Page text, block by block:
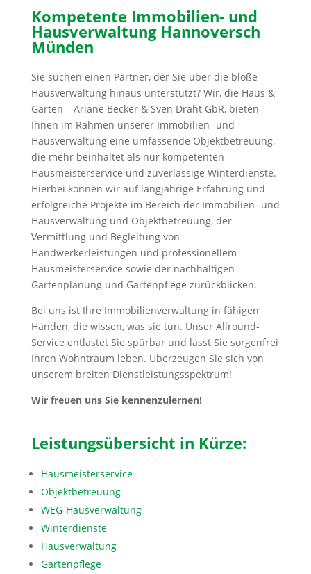
Kompetente Immobilien- und
Hausverwaltung Hannoversch
Münden
Sie suchen einen Partner, der Sie über die bloße
Hausverwaltung hinaus unterstützt? Wir, die Haus &
Garten – Ariane Becker & Sven Draht GbR, bieten
Ihnen im Rahmen unserer Immobilien- und
Hausverwaltung eine umfassende Objektbetreuung,
die mehr beinhaltet als nur kompetenten
Hausmeisterservice und zuverlässige Winterdienste.
Hierbei können wir auf langjährige Erfahrung und
erfolgreiche Projekte im Bereich der Immobilien- und
Hausverwaltung und Objektbetreuung, der
Vermittlung und Begleitung von
Handwerkerleistungen und professionellem
Hausmeisterservice sowie der nachhaltigen
Gartenplanung und Gartenpflege zurückblicken.
Bei uns ist Ihre Immobilienverwaltung in fähigen
Händen, die wissen, was sie tun. Unser Allround-
Service entlastet Sie spürbar und lässt Sie sorgenfrei
Ihren Wohntraum leben. Überzeugen Sie sich von
unserem breiten Dienstleistungsspektrum!
Wir freuen uns Sie kennenzulernen!
Leistungsübersicht in Kürze:
Hausmeisterservice
Objektbetreuung
WEG-Hausverwaltung
Winterdienste
Hausverwaltung
Gartenpflege